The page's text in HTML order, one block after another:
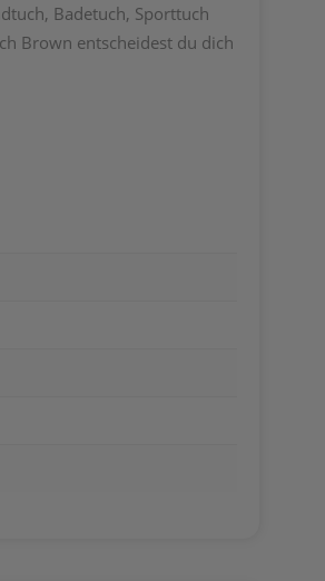
Badetuch, Sporttuch
Brown entscheidest du dich